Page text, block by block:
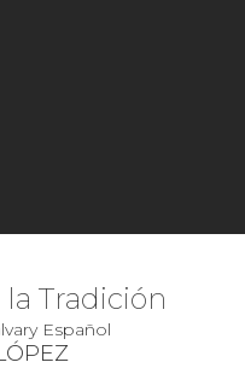
Tradición
Español